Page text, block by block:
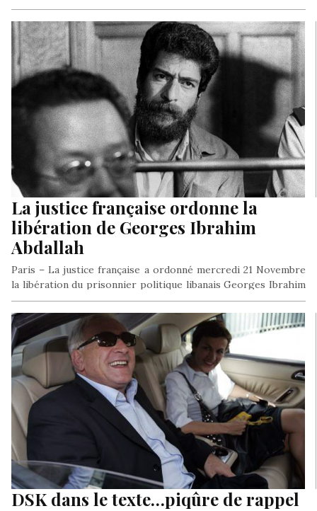
La justice française ordonne la
libération de Georges Ibrahim
Abdallah
Paris – La justice française a ordonné mercredi 21 Novembre
la libération du prisonnier politique libanais Georges Ibrahim
Abdallah, incarcéré…
DSK dans le texte…piqûre de rappel